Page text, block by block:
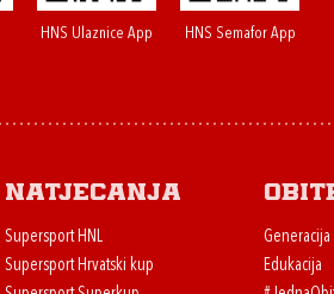
HNS Ulaznice App HNS Semafor App
Natjecanja
Supersport HNL
Supersport Hrvatski kup
Generacija
Edukacija